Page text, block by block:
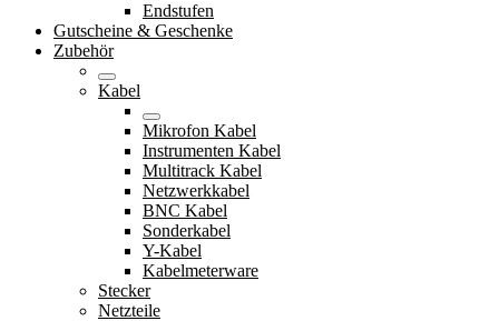
Endstufen
Gutscheine & Geschenke
Zubehör
Kabel
Mikrofon Kabel
Instrumenten Kabel
Multitrack Kabel
Netzwerkkabel
BNC Kabel
Sonderkabel
Y-Kabel
Kabelmeterware
Stecker
Netzteile